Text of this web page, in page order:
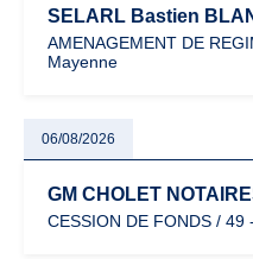
SELARL Bastien
AMENAGEMENT DE
Mayenne
06/08/2026
GM CHOLET
CESSION DE FONDS /